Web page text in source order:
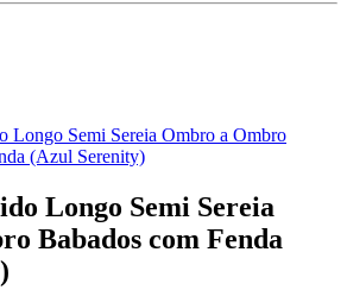
Longo Semi Sereia Ombro a Ombro
(Azul Serenity)
Longo Semi Sereia
Babados com Fenda